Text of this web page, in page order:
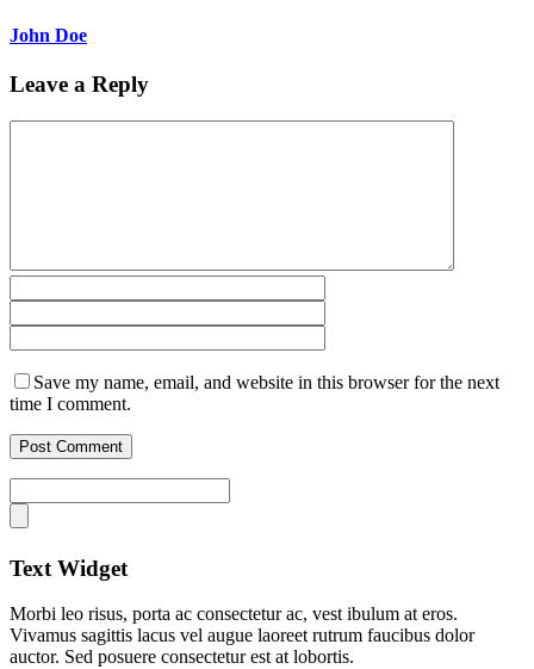
John Doe
Leave a Reply
Save my name, email, and website in this browser for the next
time I comment.
Text Widget
Morbi leo risus, porta ac consectetur ac, vest ibulum at eros.
Vivamus sagittis lacus vel augue laoreet rutrum faucibus dolor
auctor. Sed posuere consectetur est at lobortis.